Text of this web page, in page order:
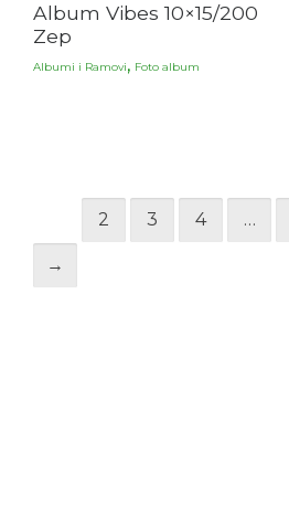
Album Vibes 10×15/200
Zep
Albumi i Ramovi, Foto album
2 3 4 …
→